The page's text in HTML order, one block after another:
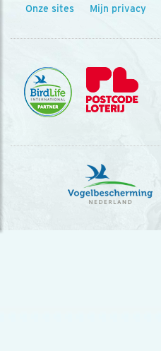
Onze sites Mijn privacy